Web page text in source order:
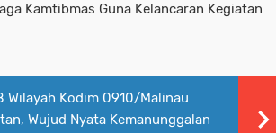
Kamtibmas Guna Kelancaran Kegiatan
Wilayah Kodim 0910/Malinau
Wujud Nyata Kemanunggalan